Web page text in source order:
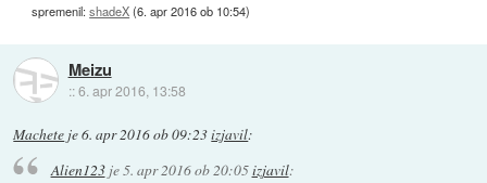
spremenil:shadeX(6. apr 2016 ob 10:54)
Meizu
::6. apr 2016, 13:58
Machete je6. apr 2016 ob 09:23izjavil:
Alien123je5. apr 2016 ob 20:05izjavil: